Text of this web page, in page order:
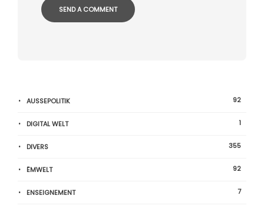
AUSSEPOLITIK 92
DIGITAL WELT 1
DIVERS 355
ËMWELT 92
ENSEIGNEMENT 7